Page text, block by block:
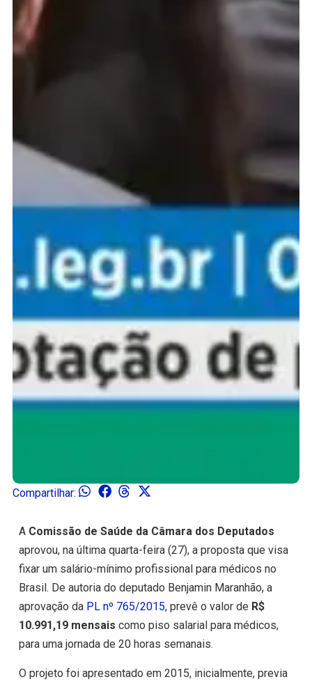
Compartilhar:
A Comissão de Saúde da Câmara dos Deputados
aprovou, na última quarta-feira (27), a proposta que visa
fixar um salário-mínimo profissional para médicos no
Brasil. De autoria do deputado Benjamin Maranhão, a
aprovação da PL nº 765/2015, prevê o valor de R$
10.991,19 mensais como piso salarial para médicos,
para uma jornada de 20 horas semanais.
O projeto foi apresentado em 2015, inicialmente, previa